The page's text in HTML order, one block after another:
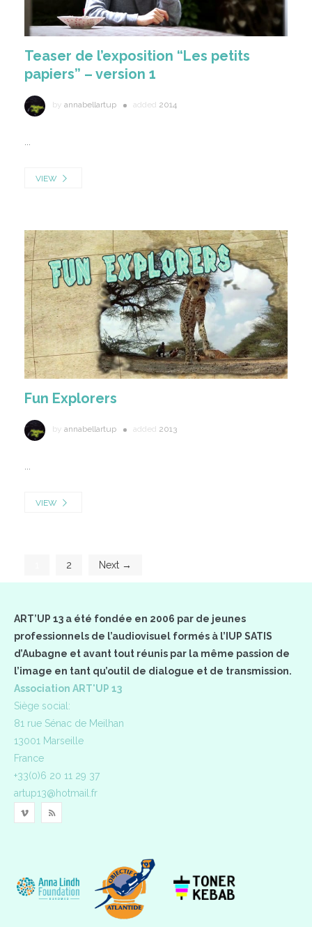
Teaser de l’exposition “Les petits
papiers” – version 1
by annabellartup added 2014
...
VIEW
Fun Explorers
by annabellartup added 2013
VIEW
2 Next →
ART’UP 13 a été fondée en 2006 par de jeunes
professionnels de l’audiovisuel formés à l’IUP SATIS
d’Aubagne et avant tout réunis par la même passion de
l’image en tant qu’outil de dialogue et de transmission.
Association ART'UP 13
Siège social:
81 rue Sénac de Meilhan
13001 Marseille
France
+33(0)6 20 11 29 37
artup13@hotmail.fr